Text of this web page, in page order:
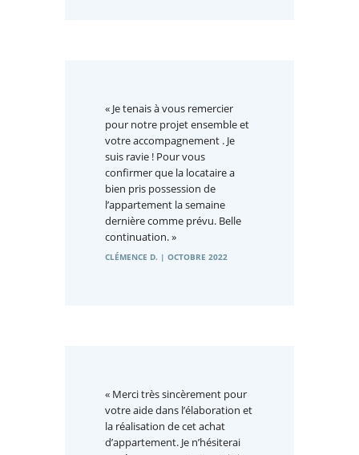
« Je tenais à vous remercier
pour notre projet ensemble et
votre accompagnement . Je
suis ravie ! Pour vous
confirmer que la locataire a
bien pris possession de
l’appartement la semaine
dernière comme prévu. Belle
continuation. »
CLÉMENCE D. | OCTOBRE 2022
« Merci très sincèrement pour
votre aide dans l’élaboration et
la réalisation de cet achat
d’appartement. Je n’hésiterai